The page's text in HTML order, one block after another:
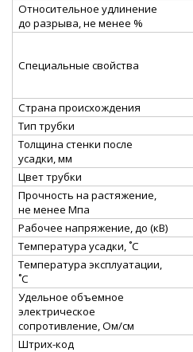
Относительное удлинение
до разрыва, не менее %
Специальные свойства
Страна происхождения
Тип трубки
Толщина стенки после
усадки, мм
Цвет трубки
Прочность на растяжение,
не менее Мпа
Рабочее напряжение, до (кВ)
Температура усадки, ˚С
Температура эксплуатации,
˚С
Удельное объемное
электрическое
сопротивление, Ом/см
Штрих-код